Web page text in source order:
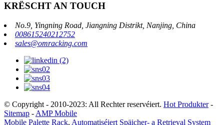
KRËSCHT AN TOUCH
No.9, Yingning Road, Jiangning Distrikt, Nanjing, China
008615240212752
sales@omracking.com
© Copyright - 2010-2023: All Rechter reservéiert. Hot Produkter-
Sitemap - AMP Mobile
Mobile Palette Rack, Automatiséiert Späicher- a Retrieval System